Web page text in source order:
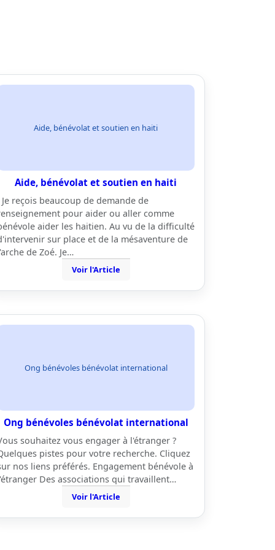
Aide, bénévolat et soutien en haiti
Aide, bénévolat et soutien en haiti
Je reçois beaucoup de demande de
pour aider ou aller comme
aider les haitien. Au vu de la difficulté
sur place et de la mésaventure de
de Zoé. Je…
Voir l'Article
Ong bénévoles bénévolat international
Ong bénévoles bénévolat international
souhaitez vous engager à l'étranger ?
pistes pour votre recherche. Cliquez
nos liens préférés. Engagement bénévole à
Des associations qui travaillent…
Voir l'Article